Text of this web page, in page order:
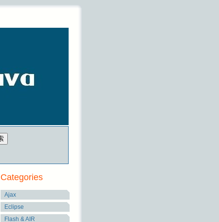
Categories
Ajax
Eclipse
Flash & AIR